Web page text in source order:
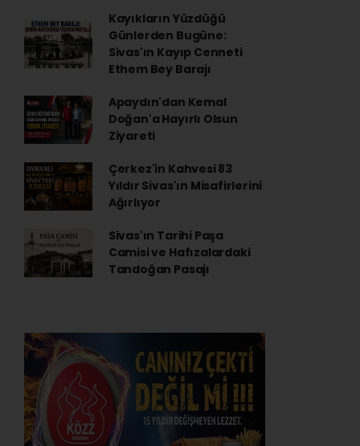
Kayıkların Yüzdüğü
Günlerden Bugüne:
Sivas'ın Kayıp Cenneti
Ethem Bey Barajı
Apaydın'dan Kemal
Doğan'a Hayırlı Olsun
Ziyareti
Çerkez'in Kahvesi 83
Yıldır Sivas'ın Misafirlerini
Ağırlıyor
Sivas'ın Tarihi Paşa
Camisi ve Hafızalardaki
Tandoğan Pasajı